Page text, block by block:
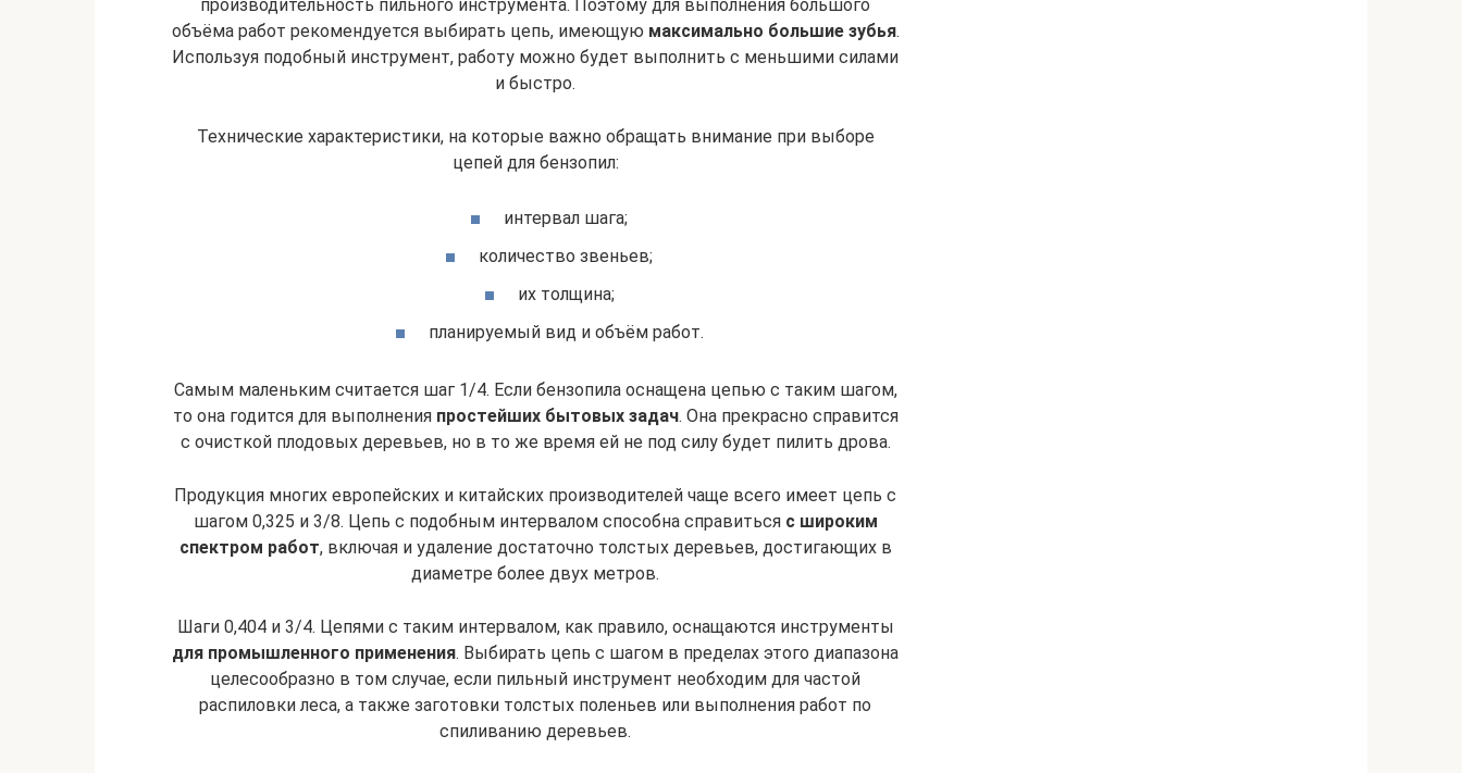
производительность пильного инструмента. Поэтому для выполнения большого
объёма работ рекомендуется выбирать цепь, имеющую максимально большие зубья.
Используя подобный инструмент, работу можно будет выполнить с меньшими силами
и быстро.
Технические характеристики, на которые важно обращать внимание при выборе
цепей для бензопил:
интервал шага;
количество звеньев;
их толщина;
планируемый вид и объём работ.
Самым маленьким считается шаг 1/4. Если бензопила оснащена цепью с таким шагом,
то она годится для выполнения простейших бытовых задач. Она прекрасно справится
с очисткой плодовых деревьев, но в то же время ей не под силу будет пилить дрова.
Продукция многих европейских и китайских производителей чаще всего имеет цепь с
шагом 0,325 и 3/8. Цепь с подобным интервалом способна справиться с широким
спектром работ, включая и удаление достаточно толстых деревьев, достигающих в
диаметре более двух метров.
Шаги 0,404 и 3/4. Цепями с таким интервалом, как правило, оснащаются инструменты
для промышленного применения. Выбирать цепь с шагом в пределах этого диапазона
целесообразно в том случае, если пильный инструмент необходим для частой
распиловки леса, а также заготовки толстых поленьев или выполнения работ по
спиливанию деревьев.